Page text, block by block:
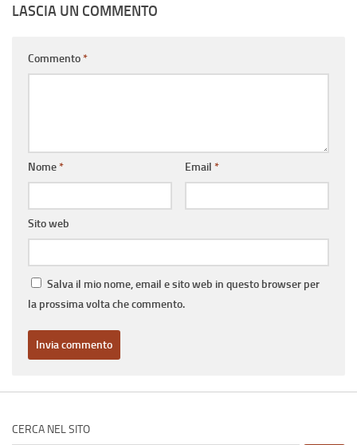
LASCIA UN COMMENTO
Commento*
Nome* Email *
Sito web
Salva il mio nome, email e sito web in questo browser per
la prossima volta che commento.
CERCA NEL SITO